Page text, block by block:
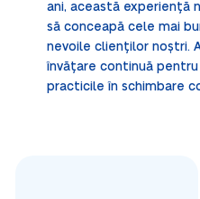
ani, această experiență
să conceapă cele mai
nevoile clienților noștri.
învățare continuă
practicile în schimbare